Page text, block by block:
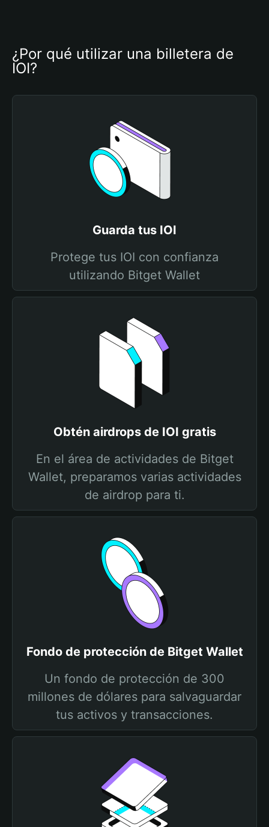
¿Por qué utilizar una billetera de
IOI?
Guarda tus IOI
Protege tus IOI con confianza
utilizando Bitget Wallet
Obtén airdrops de IOI gratis
En el área de actividades de Bitget
Wallet, preparamos varias actividades
de airdrop para ti.
Fondo de protección de Bitget Wallet
Un fondo de protección de 300
millones de dólares para salvaguardar
tus activos y transacciones.